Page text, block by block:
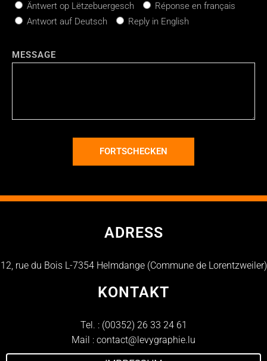
Äntwert op Lëtzebuergesch
Réponse en français
Antwort auf Deutsch
Reply in English
MESSAGE
FORTSCHECKEN
ADRESS
12, rue du Bois L-7354 Helmdange (Commune de Lorentzweiler)
KONTAKT
Tel. : (00352) 26 33 24 61
Mail : contact@levygraphie.lu